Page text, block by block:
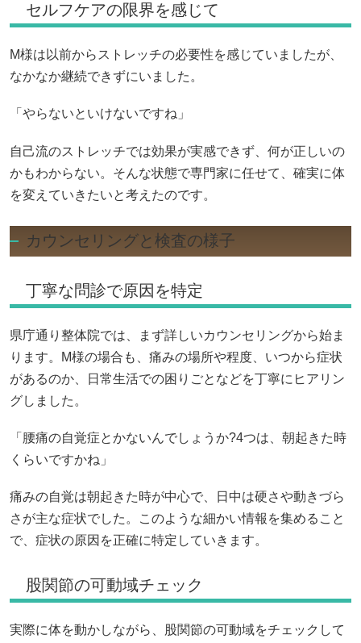
セルフケアの限界を感じて
M様は以前からストレッチの必要性を感じていましたが、
なかなか継続できずにいました。
「やらないといけないですね」
自己流のストレッチでは効果が実感できず、何が正しいの
かもわからない。そんな状態で専門家に任せて、確実に体
を変えていきたいと考えたのです。
カウンセリングと検査の様子
丁寧な問診で原因を特定
県庁通り整体院では、まず詳しいカウンセリングから始ま
ります。M様の場合も、痛みの場所や程度、いつから症状
があるのか、日常生活での困りごとなどを丁寧にヒアリン
グしました。
「腰痛の自覚症とかないんでしょうか?4つは、朝起きた時
くらいですかね」
痛みの自覚は朝起きた時が中心で、日中は硬さや動きづら
さが主な症状でした。このような細かい情報を集めること
で、症状の原因を正確に特定していきます。
股関節の可動域チェック
実際に体を動かしながら、股関節の可動域をチェックして